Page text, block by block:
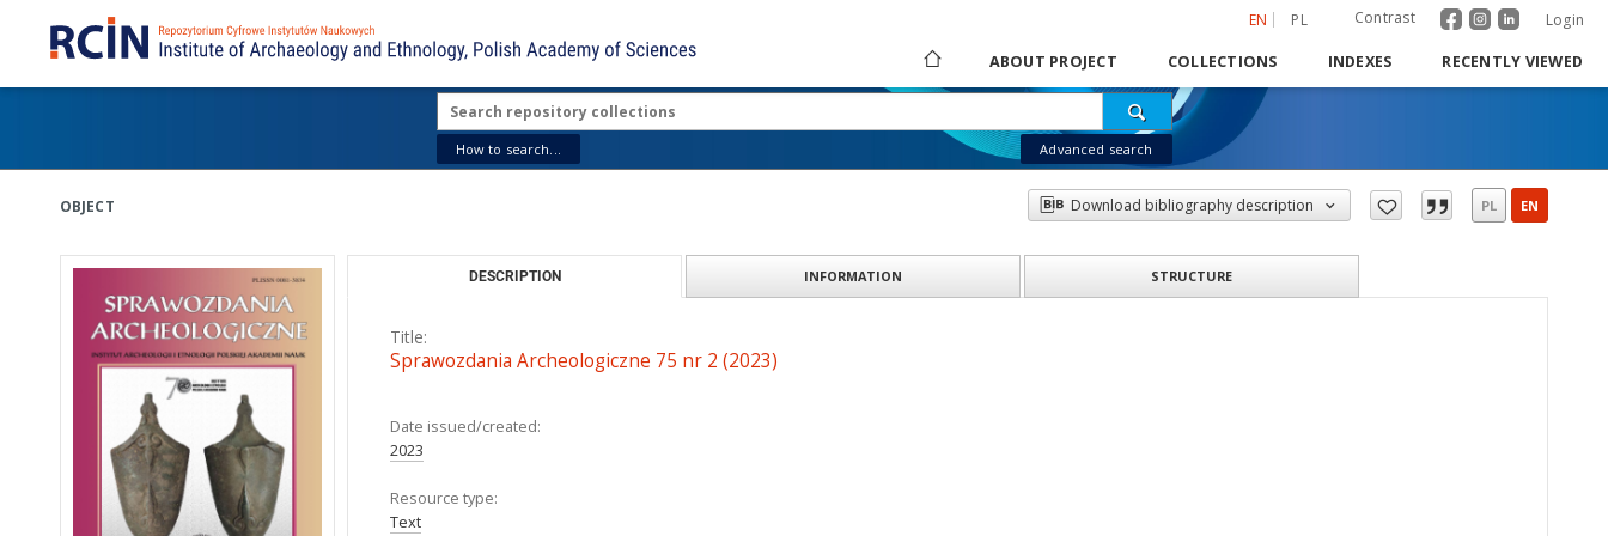
EN PL Contrast Login
ABOUT PROJECT COLLECTIONS INDEXES RECENTLY VIEWED
How to search... Advanced search
OBJECT Download bibliography description PL EN
DESCRIPTION INFORMATION STRUCTURE
Title:
Sprawozdania Archeologiczne 75 nr 2 (2023)
Date issued/created:
2023
Resource type:
Text